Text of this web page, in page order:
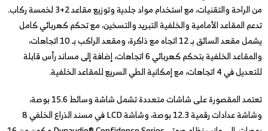
من الراحة والتقنيات، مع استخدام مواد جلدية وتوزيع مقاعد 2+3 لخمسة ركاب.
تدعم المقاعد الأمامية والخلفية التبريد والتسخين، مع تحكم كهربائي كامل
يشمل مقعد السائق بـ 12 اتجاه مع ذاكرة، ومقعد الراكب بـ 10 اتجاهات،
والمقاعد الخلفية بتحكم كهربائي 6 اتجاهات، إضافة إلى مساند رأس قابلة
للتعديل في 4 اتجاهات، مع إمكانية الطي السريع للمقاعد الخلفية.
تعتمد المقصورة على شاشات متعددة تشمل شاشة وسائط 15.6 بوصة،
وشاشة عدادات رقمية 12.3 بوصة، وشاشة LCD في مسند الذراع الخلفي 8